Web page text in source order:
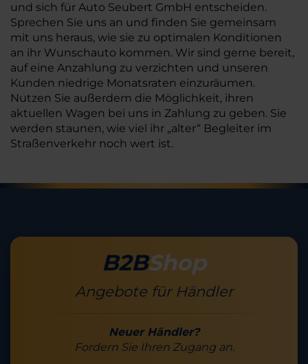
und sich für Auto Seubert GmbH entscheiden.
Sprechen Sie uns an und finden Sie gemeinsam
mit uns heraus, wie sie zu optimalen Konditionen
an ihr Wunschauto kommen. Wir sind gerne bereit,
auf eine Anzahlung zu verzichten und unseren
Kunden niedrige Monatsraten einzuräumen.
Nutzen Sie außerdem die Möglichkeit, ihren
aktuellen Wagen bei uns in Zahlung zu geben. Sie
werden staunen, wie viel ihr „alter“ Begleiter im
Straßenverkehr noch wert ist.
B2BShop
Angebote für Händler
Neuer Händler?
Fordern Sie Ihren Zugang an.